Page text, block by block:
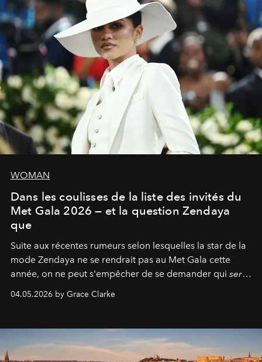
WOMAN
Dans les coulisses de la liste des invités du
Met Gala 2026 — et la question Zendaya
que
Suite aux récentes rumeurs selon lesquelles la star de la
mode Zendaya ne se rendrait pas au Met Gala cette
année, on ne peut s'empêcher de se demander qui sera
04.05.2026 by Grace Clarke